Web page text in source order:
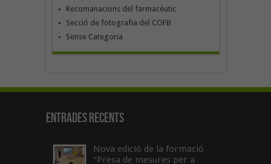
Recomanacions del farmacèutic
Secció de fotografia del COFB
Sense Categoria
Entrades recents
Nova edició de la formació
“Presa de mesures per a